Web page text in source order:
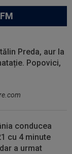
Preda, aur la
Popovici,
conducea
cu 4 minute
a urmat